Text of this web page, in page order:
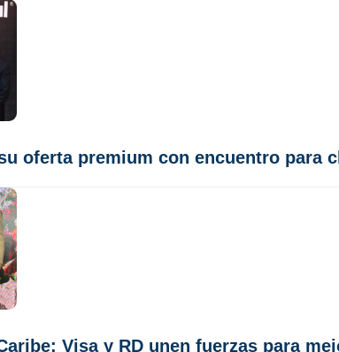
oferta premium con encuentro para
Visa y RD unen fuerzas para